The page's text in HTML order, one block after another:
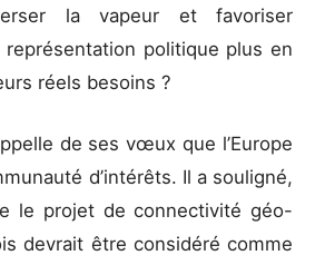
la vapeur et favoriser
représentation politique plus en
réels besoins ?
de ses vœux que l’Europe
d’intérêts. Il a souligné,
le projet de connectivité géo-
devrait être considéré comme